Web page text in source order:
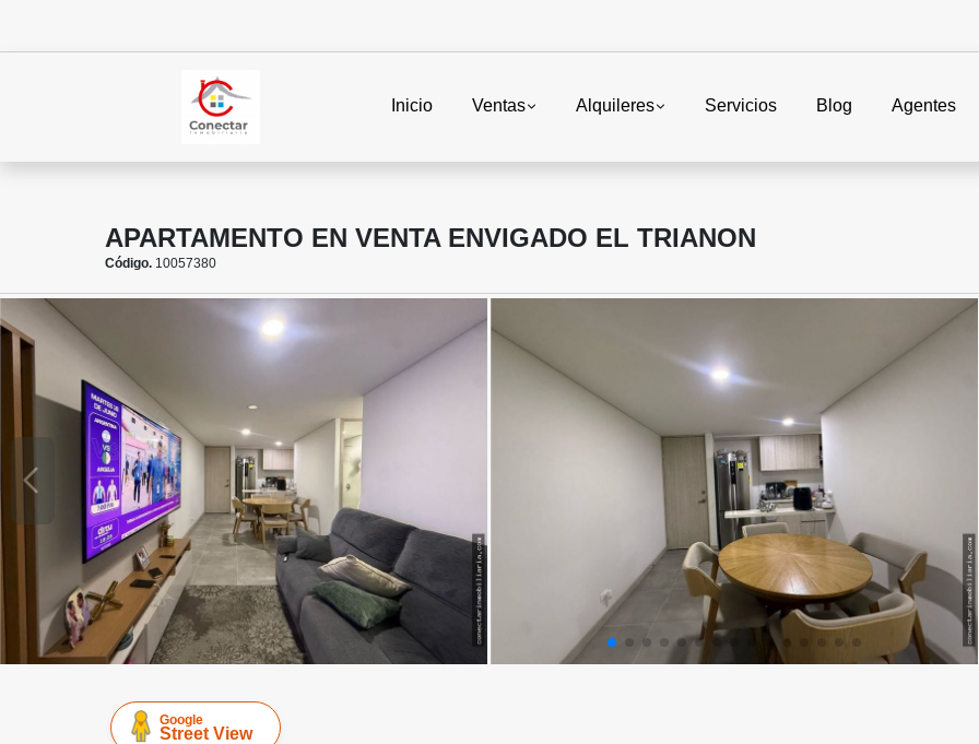
Inicio Ventas Alquileres Servicios Blog Agentes
APARTAMENTO EN VENTA ENVIGADO EL TRIANON
Código. 10057380
Google
Street View